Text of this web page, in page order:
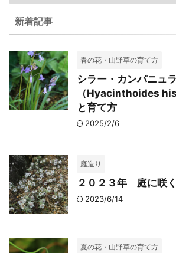
新着記事
春の花・山野草の育て方
シラー・カンパニュ
（Hyacinthoides
と育て方
2025/2/6
庭造り
２０２３年 庭に咲
2023/6/14
夏の花・山野草の育て方